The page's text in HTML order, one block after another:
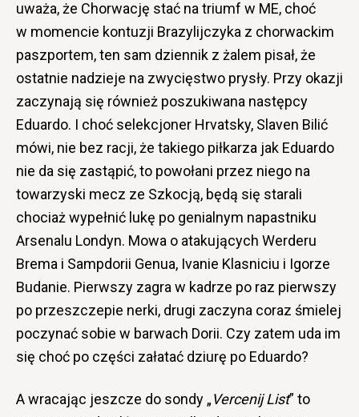
uważa, że Chorwację stać na triumf w ME, choć
w momencie kontuzji Brazylijczyka z chorwackim
paszportem, ten sam dziennik z żalem pisał, że
ostatnie nadzieje na zwycięstwo prysły. Przy okazji
zaczynają się również poszukiwana następcy
Eduardo. I choć selekcjoner Hrvatsky, Slaven Bilić
mówi, nie bez racji, że takiego piłkarza jak Eduardo
nie da się zastąpić, to powołani przez niego na
towarzyski mecz ze Szkocją, będą się starali
chociaż wypełnić lukę po genialnym napastniku
Arsenalu Londyn. Mowa o atakujących Werderu
Brema i Sampdorii Genua, Ivanie Klasniciu i Igorze
Budanie. Pierwszy zagra w kadrze po raz pierwszy
po przeszczepie nerki, drugi zaczyna coraz śmielej
poczynać sobie w barwach Dorii. Czy zatem uda im
się choć po części załatać dziurę po Eduardo?
A wracając jeszcze do sondy „Vercenij List” to